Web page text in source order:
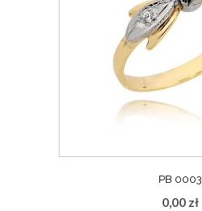
PB 0003
0,00 zł